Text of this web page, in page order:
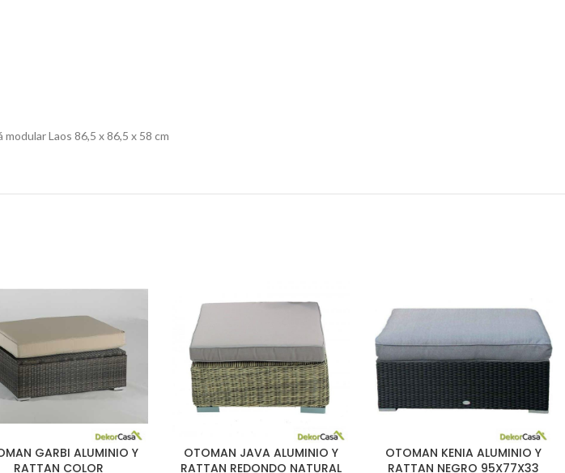
Laos 86,5 x 86,5 x 58 cm
GARBI ALUMINIO Y
RATTAN COLOR
OTOMAN JAVA ALUMINIO Y
RATTAN REDONDO NATURAL
OTOMAN KENIA ALUMINIO Y
RATTAN NEGRO 95X77X33